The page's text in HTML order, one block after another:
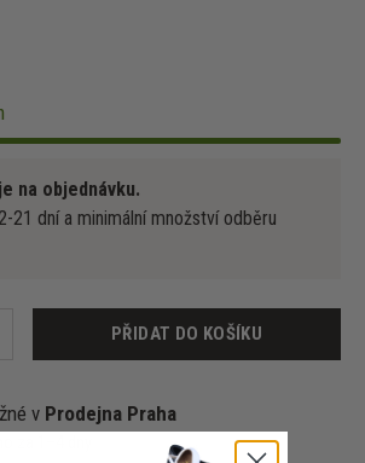
na objednávku.
21 dní a minimální množství odběru
PŘIDAT DO KOŠÍKU
v Prodejna Praha
za 1–4 dny